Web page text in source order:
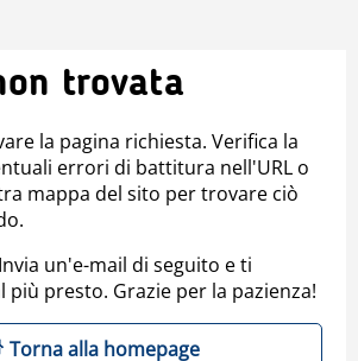
trovata
la pagina richiesta. Verifica la
errori di battitura nell'URL o
mappa del sito per trovare ciò
un'e-mail di seguito e ti
presto. Grazie per la pazienza!
Torna alla homepage